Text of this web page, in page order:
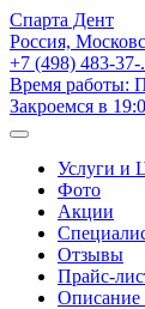
Спарта Дент
Россия,
+7 (498) 483-37-
Время работы:
Закроемся в
Услуги и
Фото
Акции
Отзывы
Прайс-
Описание